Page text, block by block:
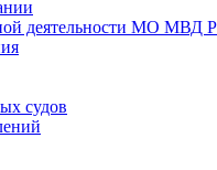
деятельности МО МВД
судов